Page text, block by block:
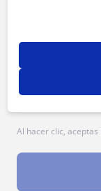
Al hacer clic,